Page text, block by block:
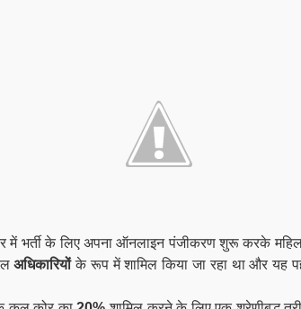
में भर्ती के लिए अपना ऑनलाइन पंजीकरण शुरू करके
अधिकारियोंके रूप में शामिल किया जा रहा था और यह